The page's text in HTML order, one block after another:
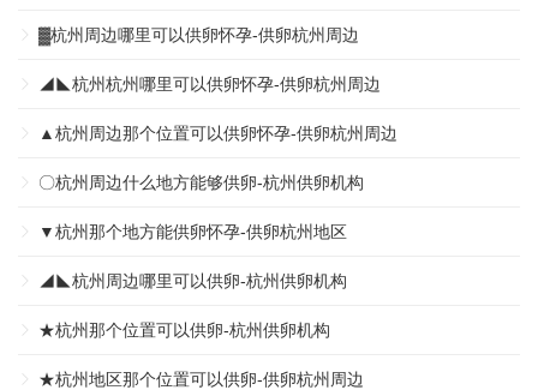
▓杭州周边哪里可以供卵怀孕-供卵杭州周边
◢◣杭州杭州哪里可以供卵怀孕-供卵杭州周边
▲杭州周边那个位置可以供卵怀孕-供卵杭州周边
〇杭州周边什么地方能够供卵-杭州供卵机构
▼杭州那个地方能供卵怀孕-供卵杭州地区
◢◣杭州周边哪里可以供卵-杭州供卵机构
★杭州那个位置可以供卵-杭州供卵机构
★杭州地区那个位置可以供卵-供卵杭州周边